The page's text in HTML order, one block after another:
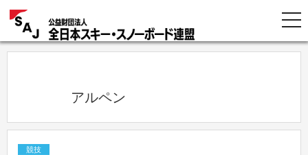
            アルペン
競技